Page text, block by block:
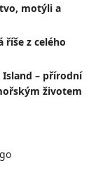
motýli a
říše z celého
Island – přírodní
životem